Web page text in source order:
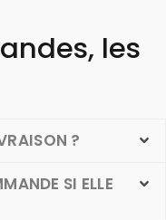
les
?
SI ELLE